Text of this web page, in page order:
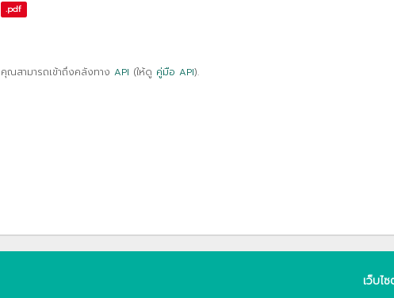
.pdf
คุณสามารถเข้าถึงคลังทาง API (ให้ดู คู่มือ API).
เว็บไ